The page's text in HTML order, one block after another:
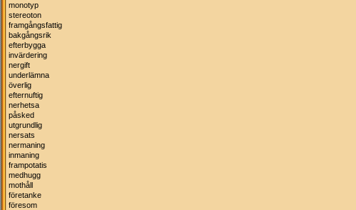
monotyp
stereoton
framgångsfattig
bakgångsrik
efterbygga
invärdering
nergift
underlämna
överlig
efternuftig
nerhetsa
påsked
utgrundlig
nersats
nermaning
inmaning
frampotatis
medhugg
mothåll
företanke
föresom